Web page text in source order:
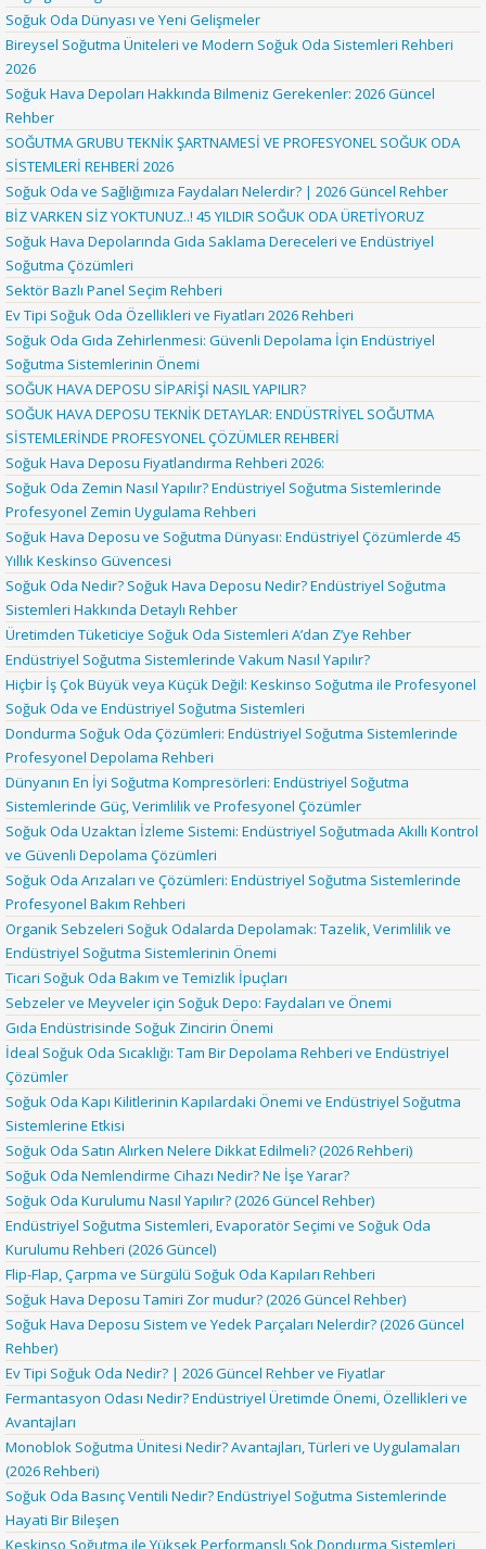
Soğuk Oda Dünyası ve Yeni Gelişmeler
Bireysel Soğutma Üniteleri ve Modern Soğuk Oda Sistemleri Rehberi
2026
Soğuk Hava Depoları Hakkında Bilmeniz Gerekenler: 2026 Güncel
Rehber
SOĞUTMA GRUBU TEKNİK ŞARTNAMESİ VE PROFESYONEL SOĞUK ODA
SİSTEMLERİ REHBERİ 2026
Soğuk Oda ve Sağlığımıza Faydaları Nelerdir? | 2026 Güncel Rehber
BİZ VARKEN SİZ YOKTUNUZ..! 45 YILDIR SOĞUK ODA ÜRETİYORUZ
Soğuk Hava Depolarında Gıda Saklama Dereceleri ve Endüstriyel
Soğutma Çözümleri
Sektör Bazlı Panel Seçim Rehberi
Ev Tipi Soğuk Oda Özellikleri ve Fiyatları 2026 Rehberi
Soğuk Oda Gıda Zehirlenmesi: Güvenli Depolama İçin Endüstriyel
Soğutma Sistemlerinin Önemi
SOĞUK HAVA DEPOSU SİPARİŞİ NASIL YAPILIR?
SOĞUK HAVA DEPOSU TEKNİK DETAYLAR: ENDÜSTRİYEL SOĞUTMA
SİSTEMLERİNDE PROFESYONEL ÇÖZÜMLER REHBERİ
Soğuk Hava Deposu Fiyatlandırma Rehberi 2026:
Soğuk Oda Zemin Nasıl Yapılır? Endüstriyel Soğutma Sistemlerinde
Profesyonel Zemin Uygulama Rehberi
Soğuk Hava Deposu ve Soğutma Dünyası: Endüstriyel Çözümlerde 45
Yıllık Keskinso Güvencesi
Soğuk Oda Nedir? Soğuk Hava Deposu Nedir? Endüstriyel Soğutma
Sistemleri Hakkında Detaylı Rehber
Üretimden Tüketiciye Soğuk Oda Sistemleri A’dan Z’ye Rehber
Endüstriyel Soğutma Sistemlerinde Vakum Nasıl Yapılır?
Hiçbir İş Çok Büyük veya Küçük Değil: Keskinso Soğutma ile Profesyonel
Soğuk Oda ve Endüstriyel Soğutma Sistemleri
Dondurma Soğuk Oda Çözümleri: Endüstriyel Soğutma Sistemlerinde
Profesyonel Depolama Rehberi
Dünyanın En İyi Soğutma Kompresörleri: Endüstriyel Soğutma
Sistemlerinde Güç, Verimlilik ve Profesyonel Çözümler
Soğuk Oda Uzaktan İzleme Sistemi: Endüstriyel Soğutmada Akıllı Kontrol
ve Güvenli Depolama Çözümleri
Soğuk Oda Arızaları ve Çözümleri: Endüstriyel Soğutma Sistemlerinde
Profesyonel Bakım Rehberi
Organik Sebzeleri Soğuk Odalarda Depolamak: Tazelik, Verimlilik ve
Endüstriyel Soğutma Sistemlerinin Önemi
Ticari Soğuk Oda Bakım ve Temizlik İpuçları
Sebzeler ve Meyveler için Soğuk Depo: Faydaları ve Önemi
Gıda Endüstrisinde Soğuk Zincirin Önemi
İdeal Soğuk Oda Sıcaklığı: Tam Bir Depolama Rehberi ve Endüstriyel
Çözümler
Soğuk Oda Kapı Kilitlerinin Kapılardaki Önemi ve Endüstriyel Soğutma
Sistemlerine Etkisi
Soğuk Oda Satın Alırken Nelere Dikkat Edilmeli? (2026 Rehberi)
Soğuk Oda Nemlendirme Cihazı Nedir? Ne İşe Yarar?
Soğuk Oda Kurulumu Nasıl Yapılır? (2026 Güncel Rehber)
Endüstriyel Soğutma Sistemleri, Evaporatör Seçimi ve Soğuk Oda
Kurulumu Rehberi (2026 Güncel)
Flip-Flap, Çarpma ve Sürgülü Soğuk Oda Kapıları Rehberi
Soğuk Hava Deposu Tamiri Zor mudur? (2026 Güncel Rehber)
Soğuk Hava Deposu Sistem ve Yedek Parçaları Nelerdir? (2026 Güncel
Rehber)
Ev Tipi Soğuk Oda Nedir? | 2026 Güncel Rehber ve Fiyatlar
Fermantasyon Odası Nedir? Endüstriyel Üretimde Önemi, Özellikleri ve
Avantajları
Monoblok Soğutma Ünitesi Nedir? Avantajları, Türleri ve Uygulamaları
(2026 Rehberi)
Soğuk Oda Basınç Ventili Nedir? Endüstriyel Soğutma Sistemlerinde
Hayati Bir Bileşen
Keskinso Soğutma ile Yüksek Performanslı Şok Dondurma Sistemleri